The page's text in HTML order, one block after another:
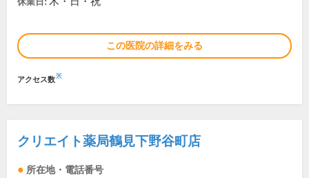
この医院の詳細をみる
アクセス数※
クリエイト薬局鶴見下野谷町店
所在地・電話番号